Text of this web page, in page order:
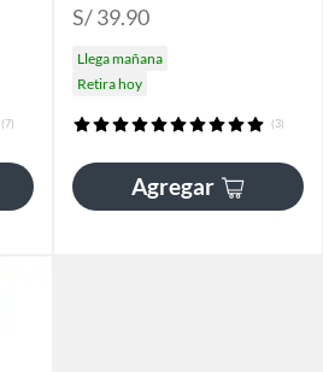
(7)
S/ 39.90
Llega mañana
Retira hoy
(3)
Agregar